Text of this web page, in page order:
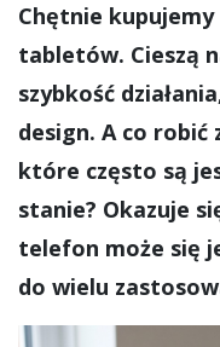
Chętnie
tabletów. Cieszą
szybkość
design. A co robić
które często są
stanie? Okazuje
telefon może się
do wielu